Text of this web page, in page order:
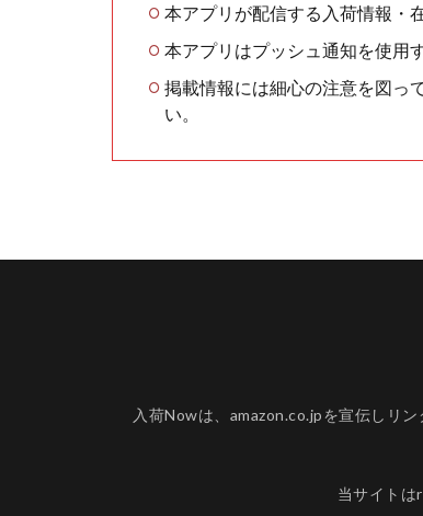
本アプリが配信する入荷情報・
本アプリはプッシュ通知を使用
掲載情報には細心の注意を図っ
い。
入荷Nowは、amazon.co.jpを宣伝しリ
当サイト